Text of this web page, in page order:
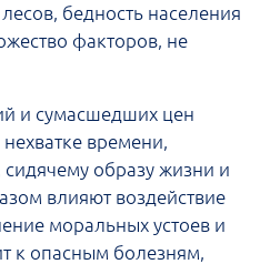
бедность населения
факторов, не
и сумасшедших цен
времени,
образу жизни и
влияют воздействие
моральных устоев и
к опасным болезням,